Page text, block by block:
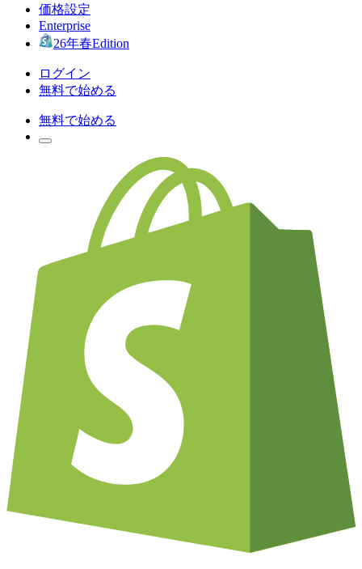
価格設定
Enterprise
26年春Edition
ログイン
無料で始める
無料で始める